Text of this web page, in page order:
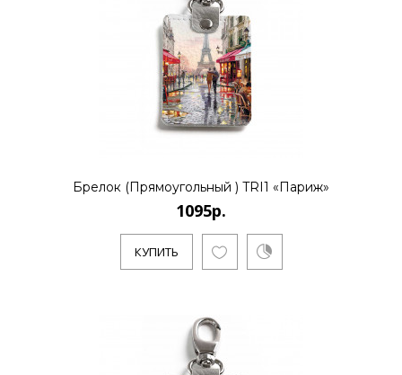
Брелок (Прямоугольный ) TRI1 «Париж»
1095р.
КУПИТЬ